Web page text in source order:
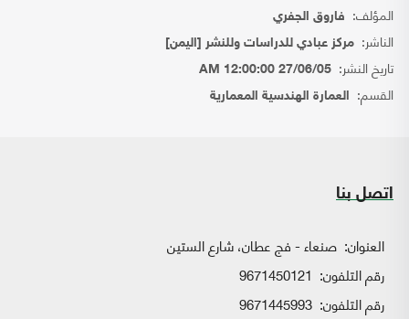
المؤلف: فاروق الجفري
الناشر: مركز عبادي للدراسات وللنشر [اليمن]
تاريخ النشر: 27/06/05 12:00:00 AM
القسم: العمارة الهندسية المعمارية
اتصل بنا
العنوان: صنعاء - فج عطان، شارع الستين
رقم التلفون: 9671450121
رقم التلفون: 9671445993